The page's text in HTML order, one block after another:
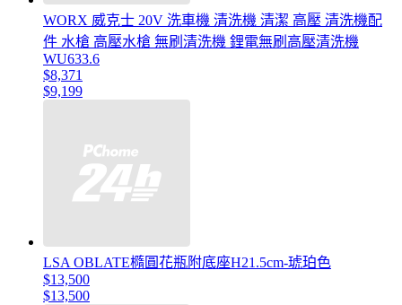
WORX 威克士 20V 洗車機 清洗機 清潔 高壓 清洗機配
件 水槍 高壓水槍 無刷清洗機 鋰電無刷高壓清洗機
WU633.6
$8,371
$9,199
LSA OBLATE橢圓花瓶附底座H21.5cm-琥珀色
$13,500
$13,500